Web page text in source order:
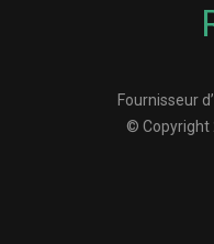
Fournisseur
© Copyright